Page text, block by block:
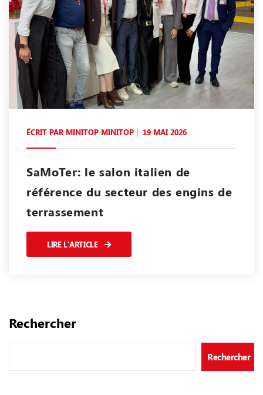
ÉCRIT PAR MINITOP MINITOP 19 MAI 2026
SaMoTer: le salon italien de
référence du secteur des engins de
terrassement
LIRE L'ARTICLE
Rechercher
Rechercher